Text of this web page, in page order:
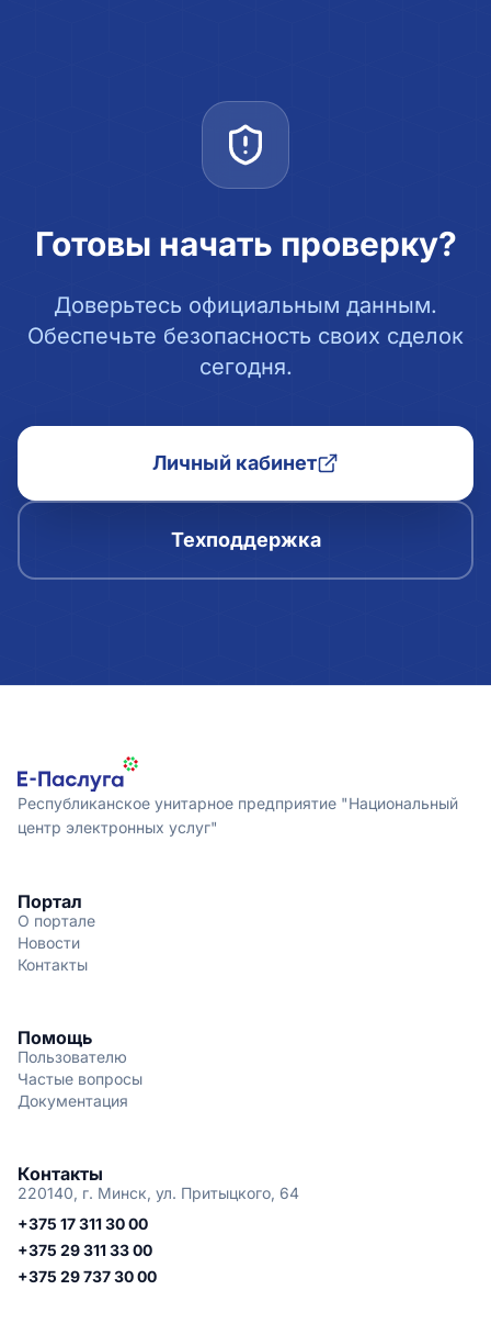
Готовы начать проверку?
Доверьтесь официальным данным.
Обеспечьте безопасность своих сделок
сегодня.
Личный кабинет
Техподдержка
Республиканское унитарное предприятие "Национальный
центр электронных услуг"
Портал
О портале
Новости
Контакты
Помощь
Пользователю
Частые вопросы
Документация
Контакты
220140, г. Минск, ул. Притыцкого, 64
+375 17 311 30 00
+375 29 311 33 00
+375 29 737 30 00